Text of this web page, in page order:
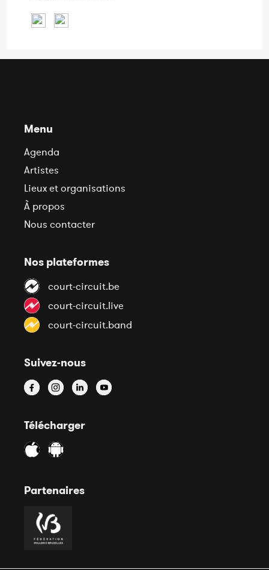
Menu
Agenda
Artistes
Lieux et organisations
À propos
Nous contacter
Nos plateformes
court-circuit.be
court-circuit.live
court-circuit.band
Suivez-nous
Télécharger
Partenaires